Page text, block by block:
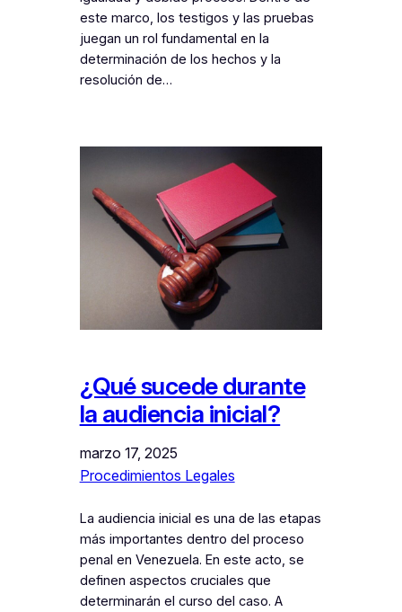
este marco, los testigos y las pruebas
juegan un rol fundamental en la
determinación de los hechos y la
resolución de…
¿Qué sucede durante
la audiencia inicial?
marzo 17, 2025
Procedimientos Legales
La audiencia inicial es una de las etapas
más importantes dentro del proceso
penal en Venezuela. En este acto, se
definen aspectos cruciales que
determinarán el curso del caso. A